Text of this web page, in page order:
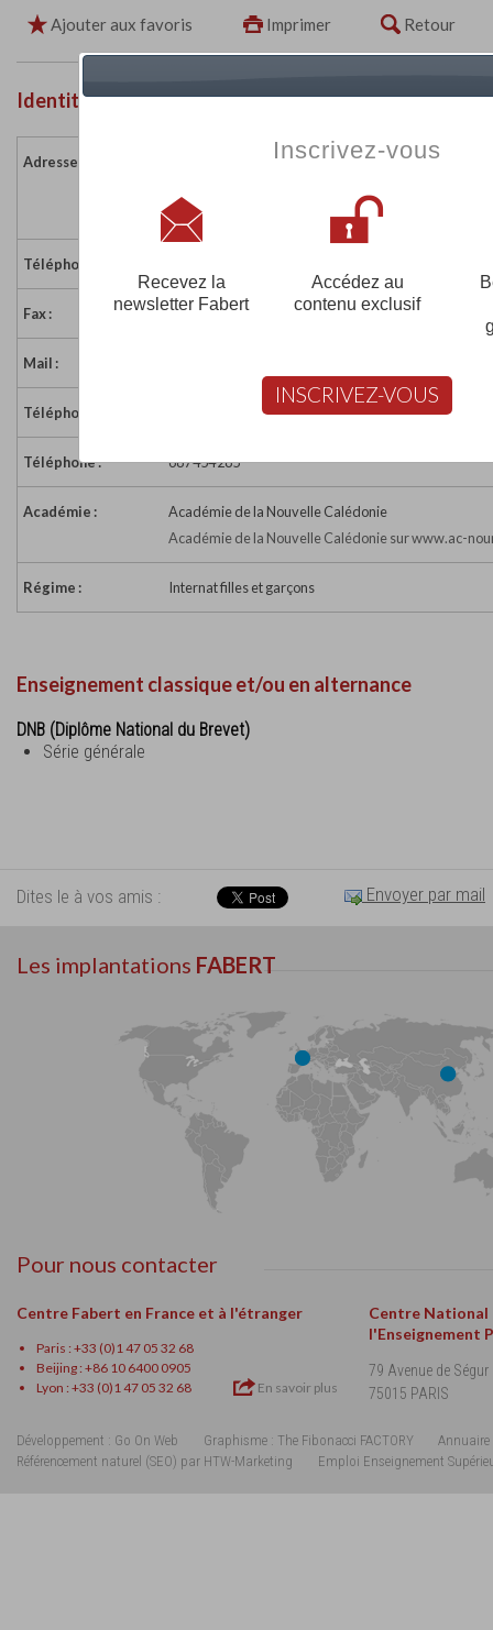
Ajouter aux favoris Imprimer Retour
Identité de l'établissement
Adresse :
Nouvelle-Calédonie
Téléphone :
Fax : 687454432
Mail :
Téléphone :
Téléphone : 687 454 285
Académie :
Académie de la Nouvelle Calédonie
Académie de la Nouvelle Calédonie sur www.ac-
Régime : Internat filles et garçons
Enseignement classique et/ou en alternance
DNB (Diplôme National du Brevet)
Série générale
Dites le à vos amis : Envoyer par mail
Les implantations FABERT
Pour nous contacter
Centre Fabert en France et à l'étranger
Paris : +33 (0)1 47 05 32 68
Beijing : +86 10 6400 0905
Lyon : +33 (0)1 47 05 32 68
En savoir plus
Centre National
l'Enseignement
79 Avenue de Ségur
75015 PARIS
Développement : Go On Web Graphisme : The Fibonacci FACTORY
Annuaire
Référencement naturel (SEO) par HTW-Marketing
Emploi Enseignement
Inscrivez-vous
Recevez la
newsletter Fabert
Accédez au
contenu exclusif
INSCRIVEZ-VOUS